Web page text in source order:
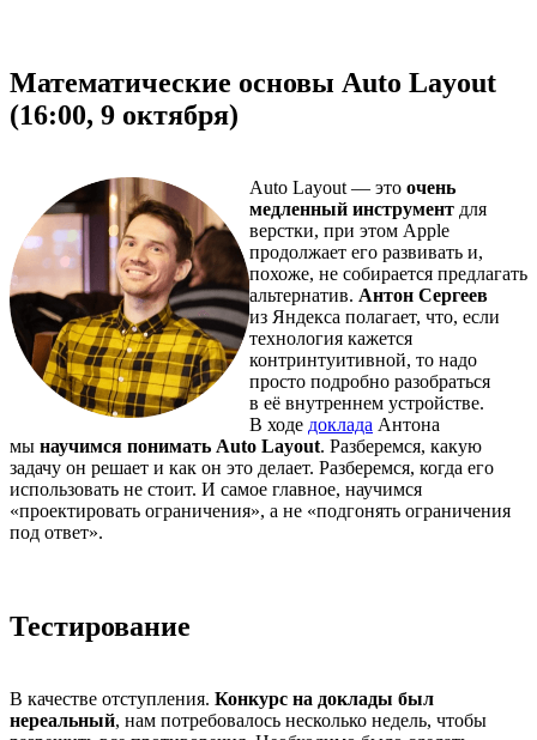
Математические основы Auto Layout
(16:00, 9 октября)
Auto Layout — это очень
медленный инструмент для
верстки, при этом Apple
продолжает его развивать и,
похоже, не собирается предлагать
альтернатив. Антон Сергеев
из Яндекса полагает, что, если
технология кажется
контринтуитивной, то надо
просто подробно разобраться
в её внутреннем устройстве.
В ходе доклада Антона
мы научимся понимать Auto Layout. Разберемся, какую
задачу он решает и как он это делает. Разберемся, когда его
использовать не стоит. И самое главное, научимся
«проектировать ограничения», а не «подгонять ограничения
под ответ».
Тестирование
В качестве отступления. Конкурс на доклады был
нереальный, нам потребовалось несколько недель, чтобы